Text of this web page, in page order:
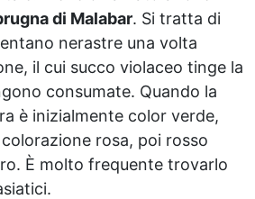
di Malabar. Si tratta di
nerastre una volta
il cui succo violaceo tinge la
consumate. Quando la
è inizialmente color verde,
rosa, poi rosso
È molto frequente trovarlo